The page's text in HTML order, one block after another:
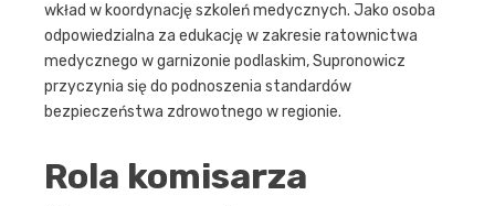
wkład w koordynację szkoleń medycznych. Jako osoba
odpowiedzialna za edukację w zakresie ratownictwa
medycznego w garnizonie podlaskim, Supronowicz
przyczynia się do podnoszenia standardów
bezpieczeństwa zdrowotnego w regionie.
Rola komisarza